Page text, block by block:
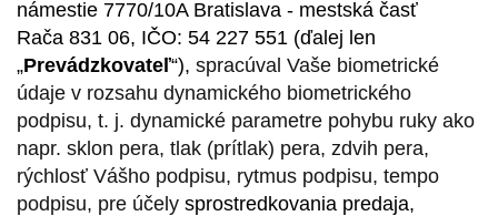
námestie 7770/10A Bratislava - mestská časť
Rača 831 06, IČO: 54 227 551 (ďalej len
„Prevádzkovateľ“), spracúval Vaše biometrické
údaje v rozsahu dynamického biometrického
podpisu, t. j. dynamické parametre pohybu ruky ako
napr. sklon pera, tlak (prítlak) pera, zdvih pera,
rýchlosť Vášho podpisu, rytmus podpisu, tempo
podpisu, pre účely sprostredkovania predaja,